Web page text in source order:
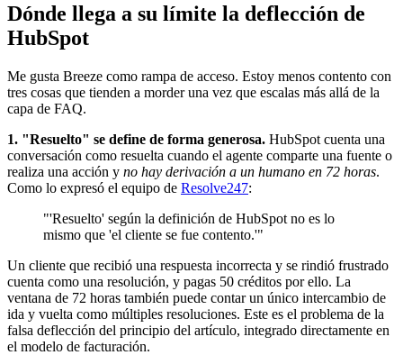
Dónde llega a su límite la deflección de
HubSpot
Me gusta Breeze como rampa de acceso. Estoy menos contento con
tres cosas que tienden a morder una vez que escalas más allá de la
capa de FAQ.
1. "Resuelto" se define de forma generosa. HubSpot cuenta una
conversación como resuelta cuando el agente comparte una fuente o
realiza una acción y no hay derivación a un humano en 72 horas.
Como lo expresó el equipo de Resolve247:
"'Resuelto' según la definición de HubSpot no es lo
mismo que 'el cliente se fue contento.'"
Un cliente que recibió una respuesta incorrecta y se rindió frustrado
cuenta como una resolución, y pagas 50 créditos por ello. La
ventana de 72 horas también puede contar un único intercambio de
ida y vuelta como múltiples resoluciones. Este es el problema de la
falsa deflección del principio del artículo, integrado directamente en
el modelo de facturación.